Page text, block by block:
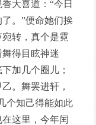
大喜道：“今日
。”便命她们挨
转，真个是霓
得目眩神迷
加几个圈儿；
。舞罢进轩，
个知己得能如此
这里，今年闰